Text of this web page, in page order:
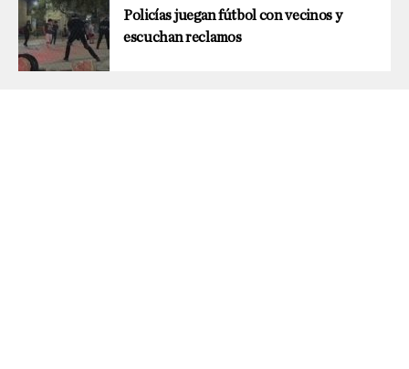
Policías juegan fútbol con vecinos y
escuchan reclamos